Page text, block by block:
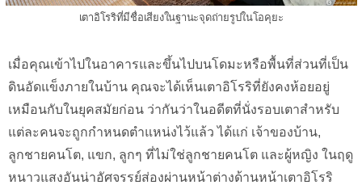
เตาอิโรริที่มีชื่อเสียงในฐานะจุดถ่ายรูปในโอคุยะ
เมื่อคุณเข้าไปในอาคารและขึ้นไปบนโดมะหรือพื้นที่ส่วนที่เป็น
ดินอัดแข็งภายในบ้าน คุณจะได้เห็นเตาอิโรริที่ยังคงห้อยอยู่
เหมือนกับในยุคสมัยก่อน ว่ากันว่าในอดีตที่นั่งรอบเตาสำหรับ
แต่ละคนจะถูกกำหนดตำแหน่งไว้แล้ว ได้แก่ เจ้าของบ้าน,
ลูกชายคนโต, แขก, ลูกๆ ที่ไม่ใช่ลูกชายคนโต และผู้หญิง ในฤดู
หนาวแสงอันน่าอัศจรรย์ส่องผ่านหน้าต่างด้านหน้าเตาอิโรริ